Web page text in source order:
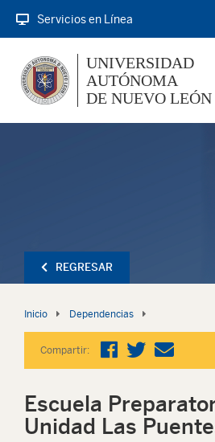
Servicios en Línea
UNIVERSIDAD
AUTÓNOMA
DE NUEVO LEÓN
REGRESAR
Inicio Dependencias
Compartir:
Escuela
Unidad Las